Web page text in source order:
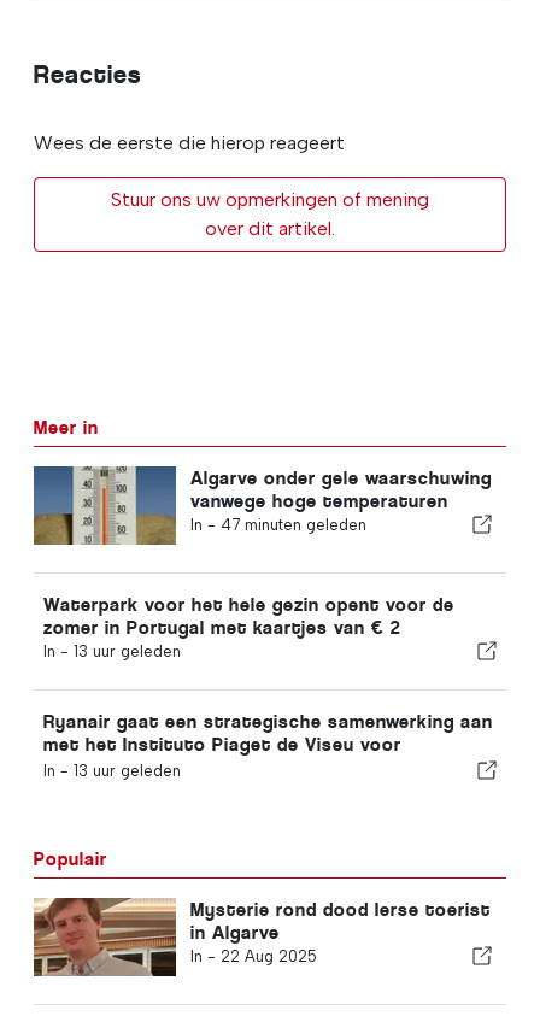
Reacties
Wees de eerste die hierop reageert
Stuur ons uw opmerkingen of mening
over dit artikel.
Meer in
Algarve onder gele waarschuwing
vanwege hoge temperaturen
In - 47 minuten geleden
Waterpark voor het hele gezin opent voor de
zomer in Portugal met kaartjes van € 2
In - 13 uur geleden
Ryanair gaat een strategische samenwerking aan
met het Instituto Piaget de Viseu voor
opleidingen in de luchtvaartsector in Portugal
In - 13 uur geleden
Populair
Mysterie rond dood Ierse toerist
in Algarve
In - 22 Aug 2025